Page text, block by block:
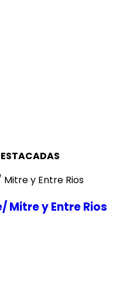
Mitre y Entre Rios